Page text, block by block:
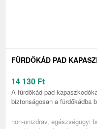
FÜRDŐKÁD PAD
14 130 Ft
A fürdőkád pad
biztonságosan a fürdőkádba
non-unizdrav, egészségügyi